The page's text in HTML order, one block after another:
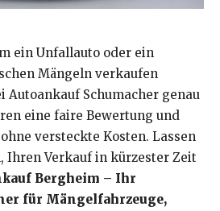
ein Unfallauto oder ein
Mängeln verkaufen
Autoankauf Schumacher genau
eine faire Bewertung und
versteckte Kosten. Lassen
Ihren Verkauf in kürzester Zeit
Bergheim – Ihr
für Mängelfahrzeuge,